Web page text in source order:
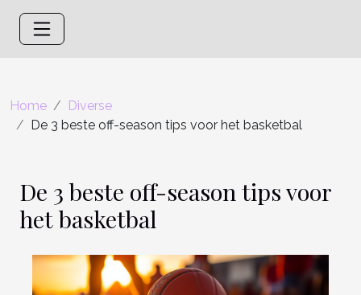
Home
Diverse
De 3 beste off-season tips voor het basketbal
De 3 beste off-season tips voor
het basketbal